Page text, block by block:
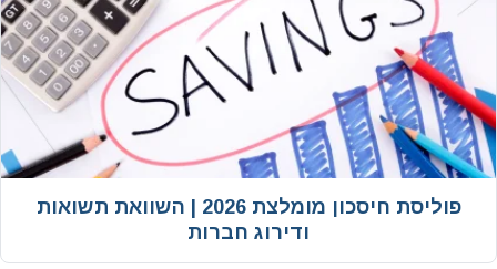
פוליסת חיסכון מומלצת 2026 | השוואת תשואות
ודירוג חברות